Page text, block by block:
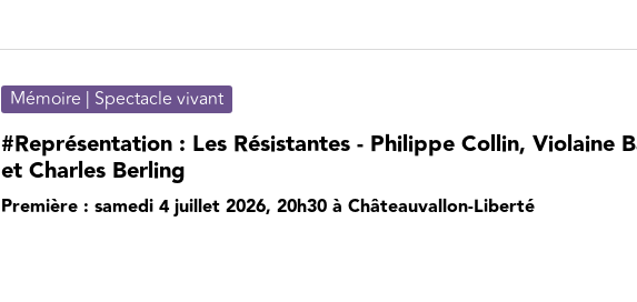
Mémoire | Spectacle vivant
#Représentation : Les Résistantes - Philippe Collin, Violaine
et Charles Berling
Première : samedi 4 juillet 2026, 20h30 à Châteauvallon-Liberté